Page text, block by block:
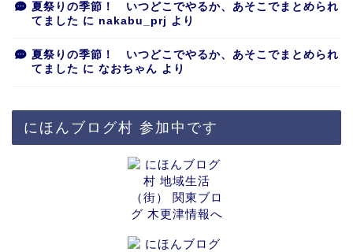
夏祭りの季節！ いつどこでやるか、あそこでまとめられ
てました に nakabu_prj より
夏祭りの季節！ いつどこでやるか、あそこでまとめられ
てました に なおちゃん より
にほんブログ村 参加中です